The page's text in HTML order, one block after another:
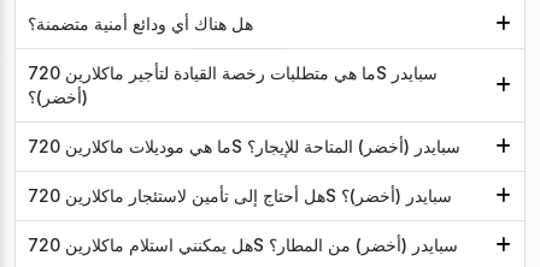
هل هناك أي ودائع أمنية متضمنة؟
ما هي متطلبات رخصة القيادة لتأجير ماكلارين 720S سبايدر
(أخضر)؟
ما هي موديلات ماكلارين 720S سبايدر (أخضر) المتاحة للإيجار؟
هل أحتاج إلى تأمين لاستئجار ماكلارين 720S سبايدر (أخضر)؟
هل يمكنني استلام ماكلارين 720S سبايدر (أخضر) من المطار؟